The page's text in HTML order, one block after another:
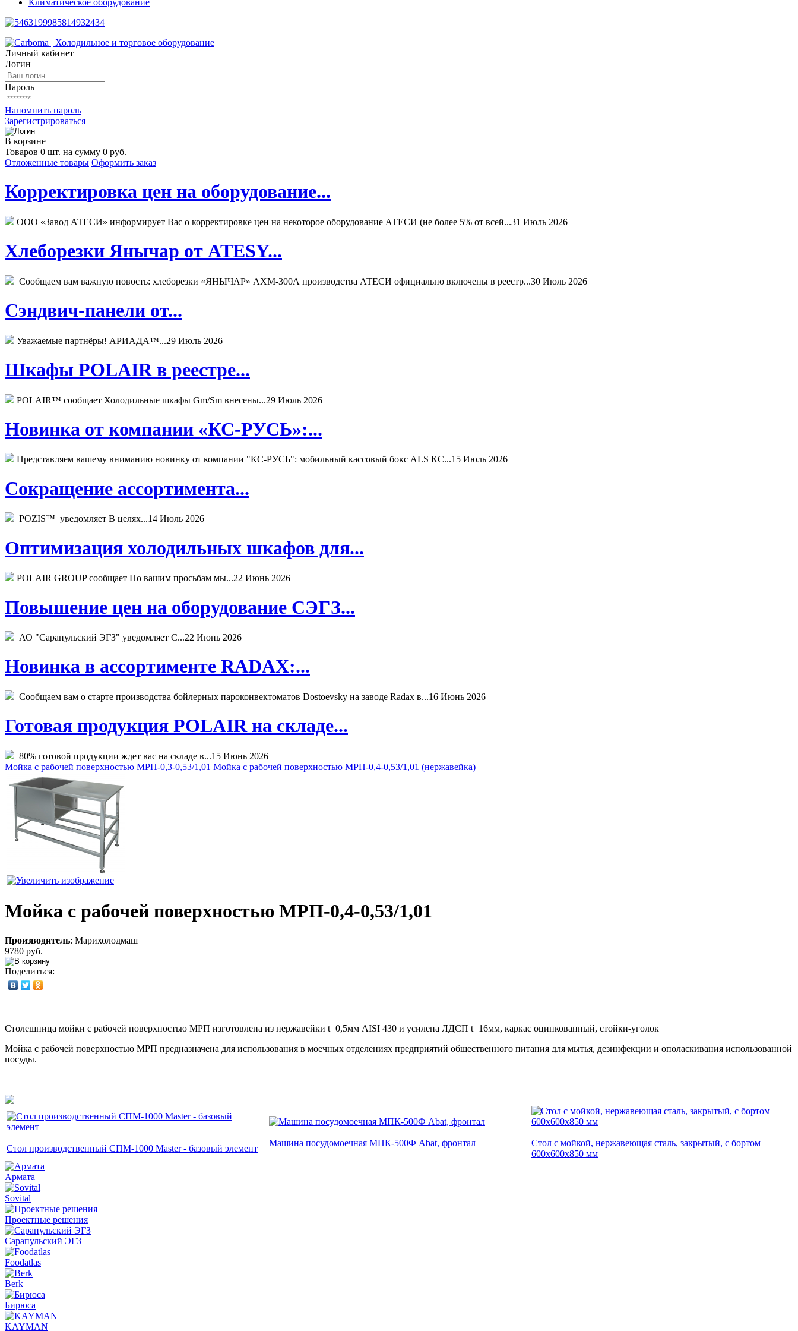
Климатическое оборудование
Личный кабинет
Логин
Пароль
Напомнить пароль
Зарегистрироваться
В корзине
Товаров 0 шт. на сумму 0 руб.
Отложенные товары Оформить заказ
Корректировка цен на оборудование...
ООО «Завод АТЕСИ» информирует Вас о корректировке цен на некоторое оборудование АТЕСИ (не более 5% от всей...31 Июль 2026
Хлеборезки Янычар от ATESY...
Сообщаем вам важную новость: хлеборезки «ЯНЫЧАР» АХМ-300А производства АТЕСИ официально включены в реестр...30 Июль 2026
Сэндвич-панели от...
Уважаемые партнёры! АРИАДА™...29 Июль 2026
Шкафы POLAIR в реестре...
POLAIR™ сообщает Холодильные шкафы Gm/Sm внесены...29 Июль 2026
Новинка от компании «КС-РУСЬ»:...
Представляем вашему вниманию новинку от компании "КС-РУСЬ": мобильный кассовый бокс ALS КС...15 Июль 2026
Сокращение ассортимента...
POZIS™ уведомляет В целях...14 Июль 2026
Оптимизация холодильных шкафов для...
POLAIR GROUP сообщает По вашим просьбам мы...22 Июнь 2026
Повышение цен на оборудование СЭГЗ...
АО "Сарапульский ЭГЗ" уведомляет С...22 Июнь 2026
Новинка в ассортименте RADAX:...
Сообщаем вам о старте производства бойлерных пароконвектоматов Dostoevsky на заводе Radax в...16 Июнь 2026
Готовая продукция POLAIR на складе...
80% готовой продукции ждет вас на складе в...15 Июнь 2026
Мойка с рабочей поверхностью МРП-0,3-0,53/1,01 Мойка с рабочей поверхностью МРП-0,4-0,53/1,01 (нержавейка)
Мойка с рабочей поверхностью МРП-0,4-0,53/1,01
Производитель: Марихолодмаш
9780 руб.
Поделиться:
Столешница мойки с рабочей поверхностью МРП изготовлена из нержавейки t=0,5мм AISI 430 и усилена ЛДСП t=16мм, каркас оцинкованный, стойки-уголок
Мойка с рабочей поверхностью МРП предназначена для использования в моечных отделениях предприятий общественного питания для мытья, дезинфекции и ополаскивания использованной
посуды.
Стол производственный СПМ-1000 Master - базовый элемент
Машина посудомоечная МПК-500Ф Abat, фронтал
Стол с мойкой, нержавеющая сталь, закрытый, с бортом
600х600х850 мм
Армата
Sovital
Проектные решения
Сарапульский ЭГЗ
Foodatlas
Berk
Бирюса
KAYMAN